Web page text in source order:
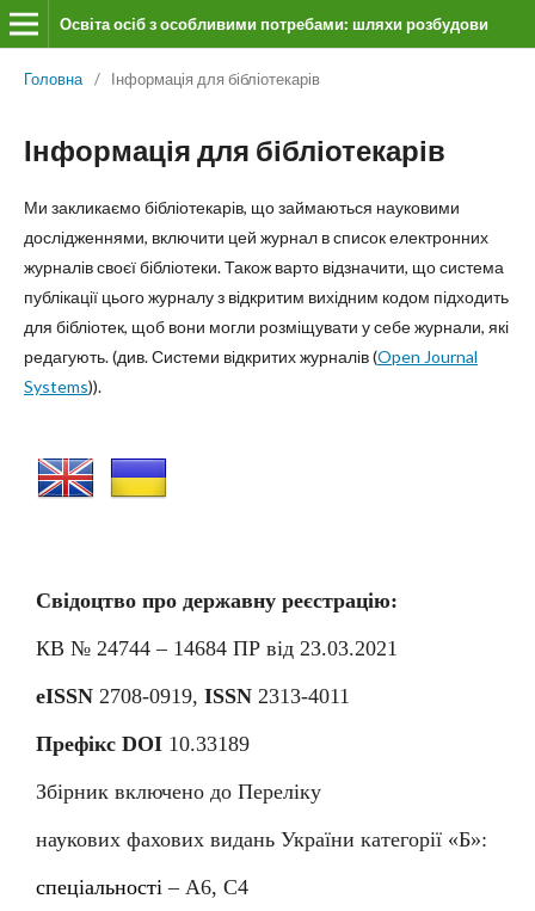
Освіта осіб з особливими потребами: шляхи розбудови
Головна / Інформація для бібліотекарів
Інформація для бібліотекарів
Ми закликаємо бібліотекарів, що займаються науковими
дослідженнями, включити цей журнал в список електронних
журналів своєї бібліотеки. Також варто відзначити, що система
публікації цього журналу з відкритим вихідним кодом підходить
для бібліотек, щоб вони могли розміщувати у себе журнали, які
редагують. (див. Системи відкритих журналів (Open Journal
Systems)).
Свідоцтво про державну реєстрацію:
КВ № 24744 – 14684 ПР від 23.03.2021
eISSN 2708-0919, ISSN 2313-4011
Префікс DOI 10.33189
Збірник включено до Переліку
наукових фахових видань України категорії «Б»:
спеціальності–А6, С4